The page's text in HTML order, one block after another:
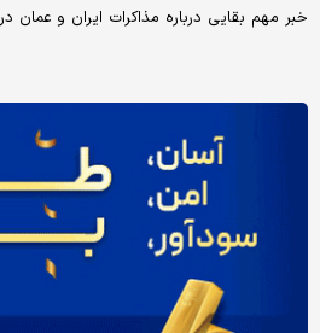
خبر مهم بقایی درباره مذاکرات ایران و